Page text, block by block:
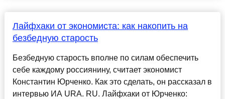
Лайфхаки от экономиста: как накопить на
безбедную старость
Безбедную старость вполне по силам обеспечить
себе каждому россиянину, считает экономист
Константин Юрченко. Как это сделать, он рассказал в
интервью ИА URA. RU. Лайфхаки от Юрченко: